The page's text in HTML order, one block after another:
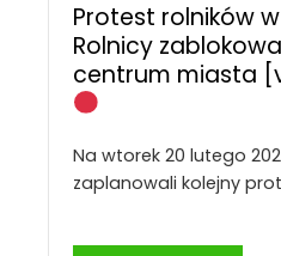
Protest rolników
Rolnicy
centrum miasta
Na wtorek 20 lutego
zaplanowali kolejny